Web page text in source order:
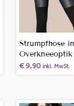
Strumpfhose in
€9,90 inkl. MwSt.